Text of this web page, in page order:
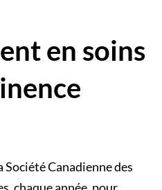
en soins
Canadienne des